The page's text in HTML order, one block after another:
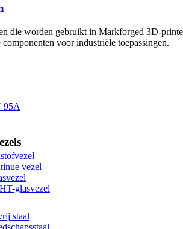
die worden gebruikt in Markforged 3D-
voor industriële toepassingen.
95A
vezel
glasvezel
staal